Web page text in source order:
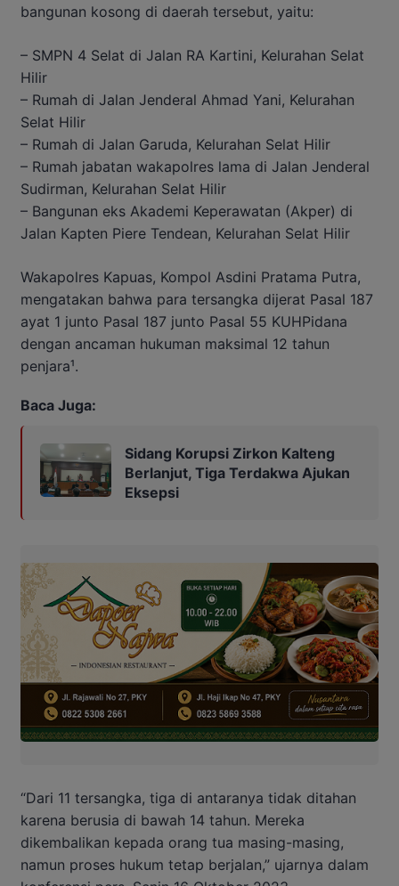
bangunan kosong di daerah tersebut, yaitu:
– SMPN 4 Selat di Jalan RA Kartini, Kelurahan Selat
Hilir
– Rumah di Jalan Jenderal Ahmad Yani, Kelurahan
Selat Hilir
– Rumah di Jalan Garuda, Kelurahan Selat Hilir
– Rumah jabatan wakapolres lama di Jalan Jenderal
Sudirman, Kelurahan Selat Hilir
– Bangunan eks Akademi Keperawatan (Akper) di
Jalan Kapten Piere Tendean, Kelurahan Selat Hilir
Wakapolres Kapuas, Kompol Asdini Pratama Putra,
mengatakan bahwa para tersangka dijerat Pasal 187
ayat 1 junto Pasal 187 junto Pasal 55 KUHPidana
dengan ancaman hukuman maksimal 12 tahun
penjara¹.
Baca Juga:
Sidang Korupsi Zirkon Kalteng
Berlanjut, Tiga Terdakwa Ajukan
Eksepsi
“Dari 11 tersangka, tiga di antaranya tidak ditahan
karena berusia di bawah 14 tahun. Mereka
dikembalikan kepada orang tua masing-masing,
namun proses hukum tetap berjalan,” ujarnya dalam